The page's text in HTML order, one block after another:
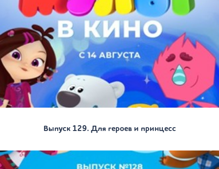
Выпуск 129. Для героев и принцесс